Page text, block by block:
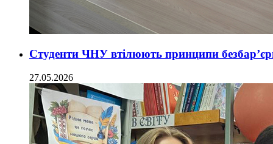
Студенти ЧНУ втілюють принципи
27.05.2026